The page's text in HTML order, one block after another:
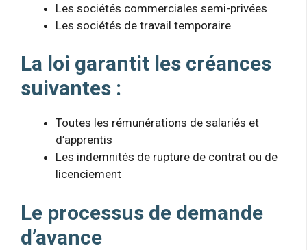
Les sociétés commerciales semi-privées
Les sociétés de travail temporaire
La loi garantit les créances
suivantes :
Toutes les rémunérations de salariés et
d’apprentis
Les indemnités de rupture de contrat ou de
licenciement
Le processus de demande
d’avance